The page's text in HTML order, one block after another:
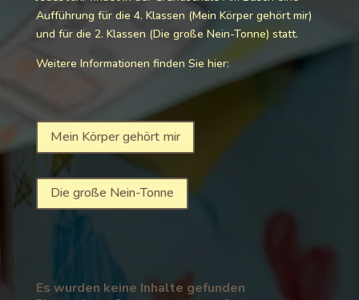
Aufführung für die 4. Klassen (Mein Körper gehört mir)
und für die 2. Klassen (Die große Nein-Tonne) statt.
Weitere Informationen finden Sie hier:
Mein Körper gehört mir
Die große Nein-Tonne
Es wurden keine Inhalte gefunden